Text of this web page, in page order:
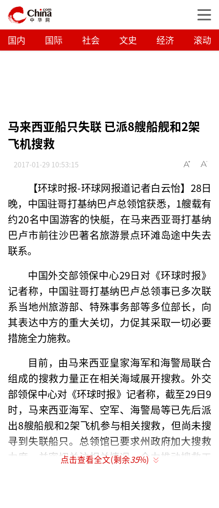
国内 国际 社会 文史 经济 滚动
马来西亚船只失联 已派8艘船舰和2架
飞机搜救
2017-01-29 10:53:15
【环球时报-环球网报道记者白云怡】28日
晚，中国驻哥打基纳巴卢总领馆获悉，1艘载有
约20名中国游客的快艇，在马来西亚哥打基纳
巴卢市前往沙巴著名旅游景点环滩岛途中失去
联系。
中国外交部领保中心29日对《环球时报》
记者称，中国驻哥打基纳巴卢总领事已多次联
系当地州旅游部、特殊事务部等多位部长，向
其表达中方的重大关切，力促其采取一切必要
措施全力施救。
目前，由马来西亚皇家海军和海警局联合
组成的搜救力量正在相关海域展开搜救。外交
部领保中心对《环球时报》记者称，截至29日9
时，马来西亚海军、空军、海警局等已先后派
出8艘船舰和2架飞机参与相关搜救，但尚未搜
寻到失联船只。总领馆已要求州政府加大搜救
力度，并密切关注相关情况，全力推动搜救工
点击查看全文(剩余35%)